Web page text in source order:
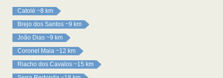
Catolé ~8 km
Brejo dos Santos ~9 km
João Dias ~9 km
Coronel Maia ~12 km
Riacho dos Cavalos ~15 km